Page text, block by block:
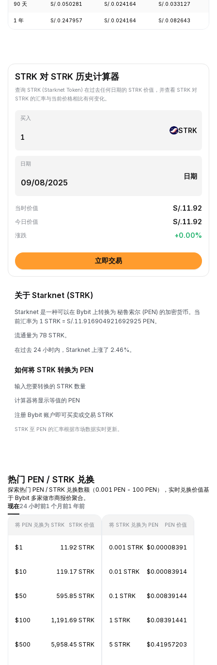
90 天 S/.0.050281 S/.0.024164 S/.0.033127
1 年 S/.0.247957 S/.0.024164 S/.0.082643
STRK 对 STRK 历史计算器
查询 STRK (Starknet Token) 在过去任何日期的 STRK 价值，并查看 STRK 对
STRK 的汇率与当前价格相比有何变化。
买入
STRK
日期
日期
当时价值 S/.11.92
今日价值 S/.11.92
涨跌 +0.00%
立即交易
关于 Starknet (STRK)
Starknet 是一种可以在 Bybit 上转换为 秘鲁索尔 (PEN) 的加密货币。当
前汇率为 1 STRK = S/.11.916904921692925 PEN。
流通量为 7B STRK。
在过去 24 小时内，Starknet 上涨了 2.46%。
如何将 STRK 转换为 PEN
输入您要转换的 STRK 数量
计算器将显示等值的 PEN
注册 Bybit 账户即可买卖或交易 STRK
STRK 至 PEN 的汇率根据市场数据实时更新。
热门 PEN / STRK 兑换
探索热门 PEN / STRK 兑换数额（0.001 PEN - 100 PEN），实时兑换价值基
于 Bybit 多家做市商报价聚合。
现在24 小时前1 个月前1 年前
将 PEN 兑换为 STRK STRK 价值
$1 11.92 STRK
$10 119.17 STRK
$50 595.85 STRK
$100 1,191.69 STRK
$500 5,958.45 STRK
将 STRK 兑换为 PEN PEN 价值
0.001 STRK $0.00008391
0.01 STRK $0.00083914
0.1 STRK $0.00839144
1 STRK $0.08391441
5 STRK $0.41957203